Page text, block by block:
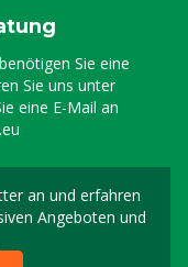
Std.
Doser
Sie eine
Sie uns unter
eine E-Mail an
an und erfahren
Angeboten und
Sie sich für